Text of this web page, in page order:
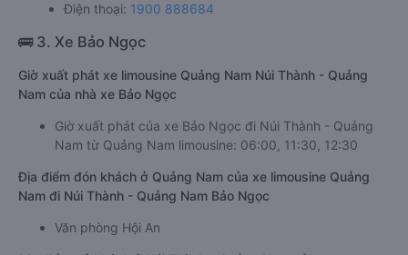
Điện thoại: 1900 888684
🚌 3. Xe Bảo Ngọc
Giờ xuất phát xe limousine Quảng Nam Núi Thành - Quảng
Nam của nhà xe Bảo Ngọc
Giờ xuất phát của xe Bảo Ngọc đi Núi Thành - Quảng
Nam từ Quảng Nam limousine: 06:00, 11:30, 12:30
Địa điểm đón khách ở Quảng Nam của xe limousine Quảng
Nam đi Núi Thành - Quảng Nam Bảo Ngọc
Văn phòng Hội An